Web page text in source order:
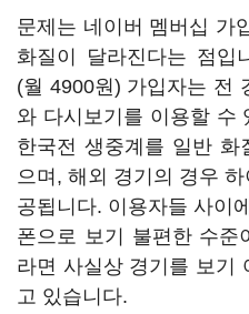
문제는 네이버 멤버십 가
화질이 달라진다는 점입
(월 4900원) 가입자는 전
와 다시보기를 이용할 수
한국전 생중계를 일반 화
으며, 해외 경기의 경우
공됩니다. 이용자들 사이
폰으로 보기 불편한 수준
라면 사실상 경기를 보기
고 있습니다.